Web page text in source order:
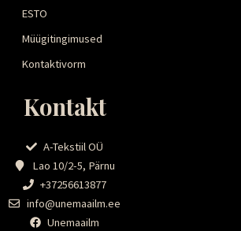
ESTO
Müügitingimused
Kontaktivorm
Kontakt
A-Tekstiil OÜ
Lao 10/2-5, Pärnu
+37256613877
info@unemaailm.ee
Unemaailm